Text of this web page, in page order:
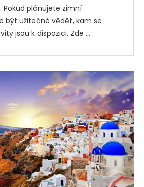
plánujete zimní
být užitečné vědět, kam se
jsou k dispozici. Zde …